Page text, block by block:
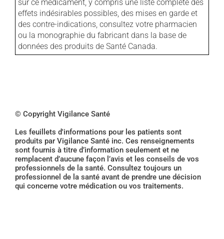
sur ce médicament, y compris une liste complète des
effets indésirables possibles, des mises en garde et
des contre-indications, consultez votre pharmacien
ou la monographie du fabricant dans la base de
données des produits de Santé Canada.
© Copyright Vigilance Santé
Les feuillets d'informations pour les patients sont
produits par Vigilance Santé inc. Ces renseignements
sont fournis à titre d’information seulement et ne
remplacent d’aucune façon l’avis et les conseils de vos
professionnels de la santé. Consultez toujours un
professionnel de la santé avant de prendre une décision
qui concerne votre médication ou vos traitements.